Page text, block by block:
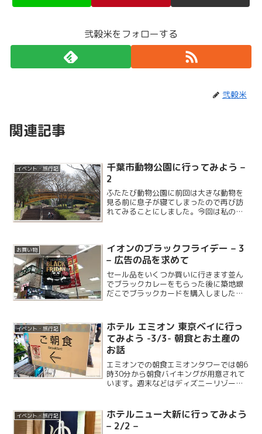
弐穀米をフォローする
弐穀米
関連記事
イベント・旅行記
千葉市動物公園に行ってみよう –
2
ふたたび動物公園に前回は大きな動物を
見る前に息子が寝てしまったので再び訪
れてみることにしました。今回は私の両
お買い物
イオンのブラックフライデー – 3
– 広告の品を求めて
セール品をいくつか買いに行きます並ん
でブラックカレーをもらった後に築地銀
だこでブラックカードを購入しました
買う予定はなく、生活雑貨をいくつか購
入する予定です。
イベント・旅行記
ホテル エミオン 東京ベイに行っ
てみよう -3/3- 朝食とお土産の
お話
エミオンでの朝食エミオンタワーでは朝6
時30分から朝食バイキングが用意されて
います。週末などはディズニーリゾート
めです。1階なのでルームウェアとスリッ
パは不可となります...
イベント・旅行記
ホテルニュー大新に行ってみよう
– 2/2 –